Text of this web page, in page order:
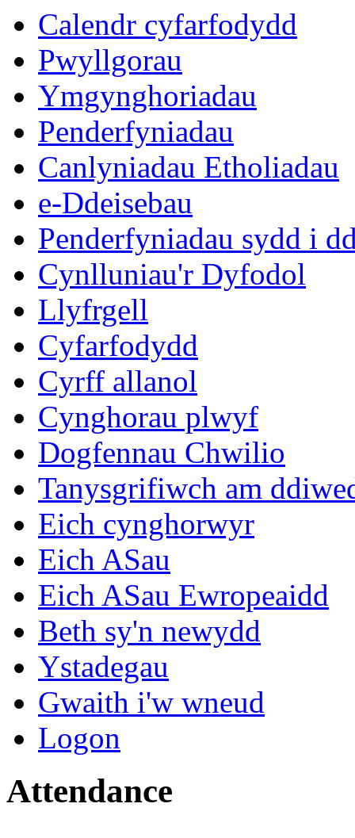
Calendr cyfarfodydd
Pwyllgorau
Ymgynghoriadau
Penderfyniadau
Canlyniadau Etholiadau
e-Ddeisebau
Penderfyniadau sydd i
Cynlluniau'r Dyfodol
Llyfrgell
Cyfarfodydd
Cyrff allanol
Cynghorau plwyf
Dogfennau Chwilio
Tanysgrifiwch am
Eich cynghorwyr
Eich ASau
Eich ASau Ewropeaidd
Beth sy'n newydd
Ystadegau
Gwaith i'w wneud
Logon
Attendance
09:3010:00
10:00